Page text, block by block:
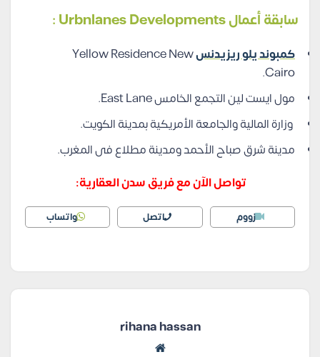
سابقة أعمال Urbnlanes Developments :
كمبوند يلو ريزيدنسYellow Residence New
Cairo.
مول ايست لين التجمع الخامس East Lane.
وزارة المالية والجامعة الأمريكية بمدينة الكويت.
مدينة شرق صباح الأحمد ومدينة مطلاع فى المغرب.
تواصل الآن مع فريق سدن العقارية:
زووم اتصل واتساب
rihana hassan